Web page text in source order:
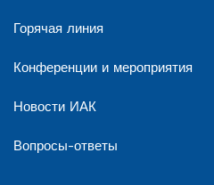
Горячая линия
Конференции и мероприятия
Новости ИАК
Вопросы-ответы